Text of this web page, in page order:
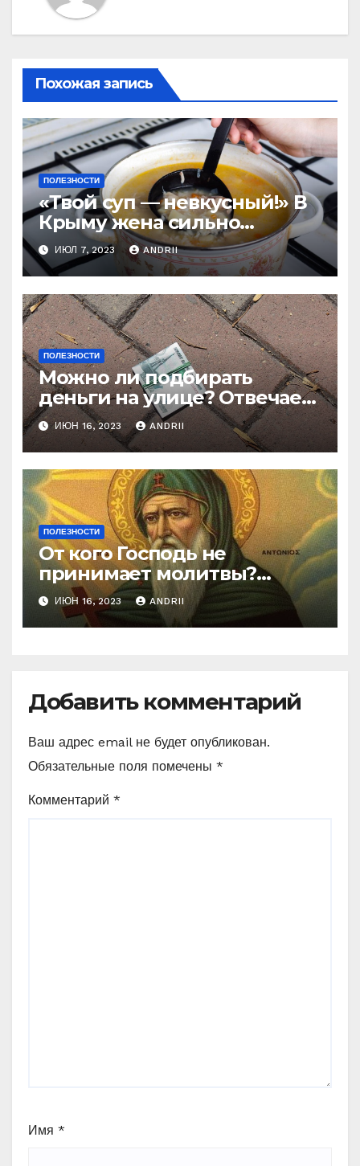
Похожая запись
ПОЛЕЗНОСТИ
«Твой суп — невкусный!» В
Крыму жена сильно
наказала мужа за
нелестный отзыв о её
стряпне
ИЮЛ 7, 2023 ANDRII
ПОЛЕЗНОСТИ
Можно ли подбирать
деньги на улице? Отвечает
батюшка
ИЮН 16, 2023 ANDRII
ПОЛЕЗНОСТИ
От кого Господь не
принимает молитвы?
Неожиданные слова
Ефрема Сирина
ИЮН 16, 2023 ANDRII
Добавить комментарий
Ваш адрес email не будет опубликован.
Обязательные поля помечены *
Комментарий *
Имя *